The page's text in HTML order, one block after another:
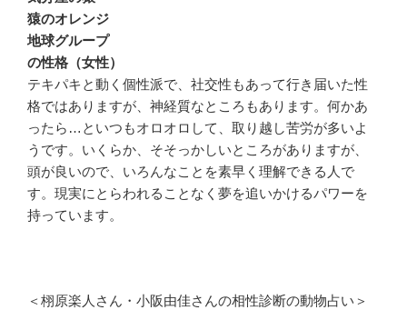
猿のオレンジ
地球グループ
の性格（女性）
テキパキと動く個性派で、社交性もあって行き届いた性
格ではありますが、神経質なところもあります。何かあ
ったら…といつもオロオロして、取り越し苦労が多いよ
うです。いくらか、そそっかしいところがありますが、
頭が良いので、いろんなことを素早く理解できる人で
す。現実にとらわれることなく夢を追いかけるパワーを
持っています。
＜栩原楽人さん・小阪由佳さんの相性診断の動物占い＞